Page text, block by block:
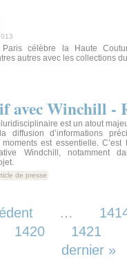
célèbre la Haute
autres avec les collections
Winchill -
est un atout
diffusion d’informations
est essentielle. C’est
Windchill, notamment
de presse
…
1420
1421
dernier »